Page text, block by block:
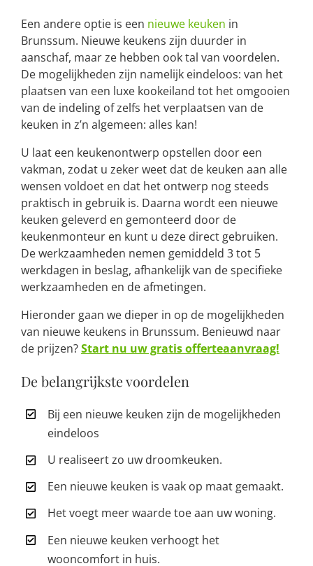
Een andere optie is een nieuwe keuken in
Brunssum. Nieuwe keukens zijn duurder in
aanschaf, maar ze hebben ook tal van voordelen.
De mogelijkheden zijn namelijk eindeloos: van het
plaatsen van een luxe kookeiland tot het omgooien
van de indeling of zelfs het verplaatsen van de
keuken in z’n algemeen: alles kan!
U laat een keukenontwerp opstellen door een
vakman, zodat u zeker weet dat de keuken aan alle
wensen voldoet en dat het ontwerp nog steeds
praktisch in gebruik is. Daarna wordt een nieuwe
keuken geleverd en gemonteerd door de
keukenmonteur en kunt u deze direct gebruiken.
De werkzaamheden nemen gemiddeld 3 tot 5
werkdagen in beslag, afhankelijk van de specifieke
werkzaamheden en de afmetingen.
Hieronder gaan we dieper in op de mogelijkheden
van nieuwe keukens in Brunssum. Benieuwd naar
de prijzen?Start nu uw gratis offerteaanvraag!
De belangrijkste voordelen
Bij een nieuwe keuken zijn de mogelijkheden
eindeloos
U realiseert zo uw droomkeuken.
Een nieuwe keuken is vaak op maat gemaakt.
Het voegt meer waarde toe aan uw woning.
Een nieuwe keuken verhoogt het
wooncomfort in huis.